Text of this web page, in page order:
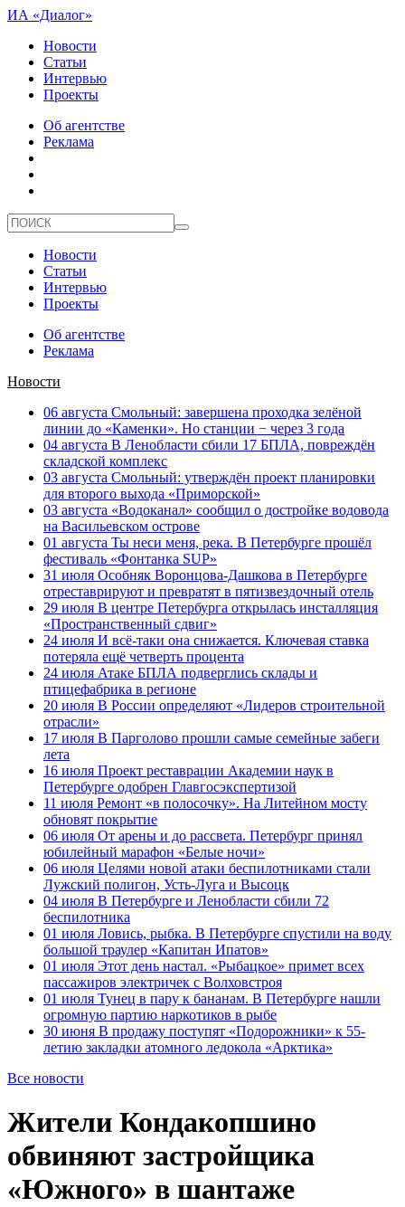
ИА «Диалог»
Новости
Статьи
Интервью
Проекты
Об агентстве
Реклама
Новости
Статьи
Интервью
Проекты
Об агентстве
Реклама
Новости
06 августа Смольный: завершена проходка зелёной
линии до «Каменки». Но станции − через 3 года
04 августа В Ленобласти сбили 17 БПЛА, повреждён
складской комплекс
03 августа Смольный: утверждён проект планировки
для второго выхода «Приморской»
03 августа «Водоканал» сообщил о достройке водовода
на Васильевском острове
01 августа Ты неси меня, река. В Петербурге прошёл
фестиваль «Фонтанка SUP»
31 июля Особняк Воронцова-Дашкова в Петербурге
отреставрируют и превратят в пятизвездочный отель
29 июля В центре Петербурга открылась инсталляция
«Пространственный сдвиг»
24 июля И всё-таки она снижается. Ключевая ставка
потеряла ещё четверть процента
24 июля Атаке БПЛА подверглись склады и
птицефабрика в регионе
20 июля В России определяют «Лидеров строительной
отрасли»
17 июля В Парголово прошли самые семейные забеги
лета
16 июля Проект реставрации Академии наук в
Петербурге одобрен Главгосэкспертизой
11 июля Ремонт «в полосочку». На Литейном мосту
обновят покрытие
06 июля От арены и до рассвета. Петербург принял
юбилейный марафон «Белые ночи»
06 июля Целями новой атаки беспилотниками стали
Лужский полигон, Усть-Луга и Высоцк
04 июля В Петербурге и Ленобласти сбили 72
беспилотника
01 июля Ловись, рыбка. В Петербурге спустили на воду
большой траулер «Капитан Ипатов»
01 июля Этот день настал. «Рыбацкое» примет всех
пассажиров электричек с Волховстроя
01 июля Тунец в пару к бананам. В Петербурге нашли
огромную партию наркотиков в рыбе
30 июня В продажу поступят «Подорожники» к 55-
летию закладки атомного ледокола «Арктика»
Все новости
Жители Кондакопшино
обвиняют застройщика
«Южного» в шантаже